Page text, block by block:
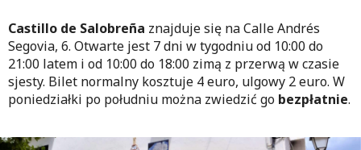
Castillo de Salobreña znajduje się na Calle Andrés
Segovia, 6. Otwarte jest 7 dni w tygodniu od 10:00 do
21:00 latem i od 10:00 do 18:00 zimą z przerwą w czasie
sjesty. Bilet normalny kosztuje 4 euro, ulgowy 2 euro. W
poniedziałki po południu można zwiedzić go bezpłatnie.